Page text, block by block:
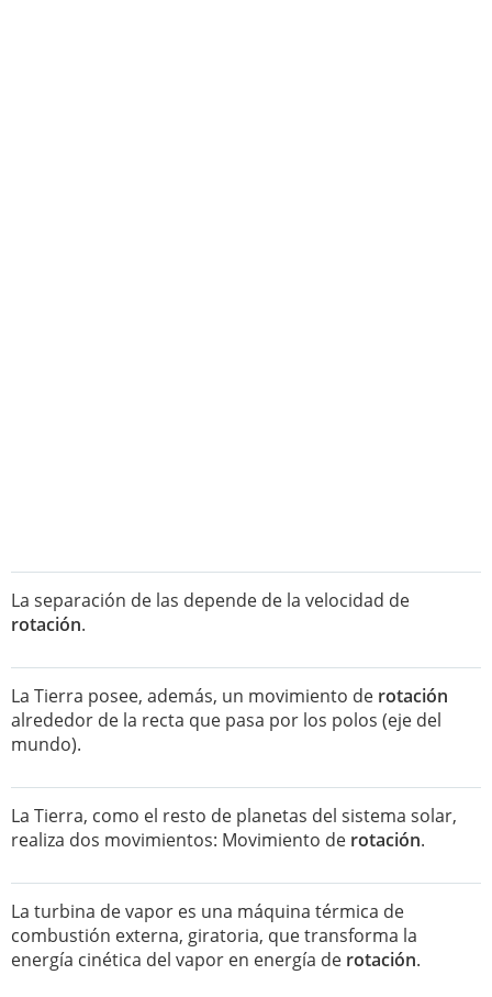
La separación de las depende de la velocidad de
rotación.
La Tierra posee, además, un movimiento de rotación
alrededor de la recta que pasa por los polos (eje del
mundo).
La Tierra, como el resto de planetas del sistema solar,
realiza dos movimientos: Movimiento de rotación.
La turbina de vapor es una máquina térmica de
combustión externa, giratoria, que transforma la
energía cinética del vapor en energía de rotación.